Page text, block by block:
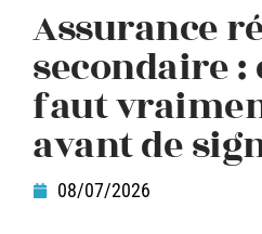
Assurance
secondaire :
faut
avant de
08/07/2026